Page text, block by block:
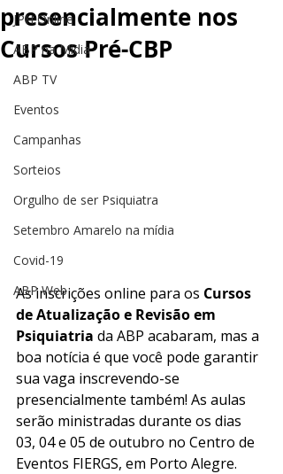
JPH Online
ABP na Mídia
ABP TV
Eventos
Campanhas
Sorteios
Orgulho de ser Psiquiatra
Setembro Amarelo na mídia
Covid-19
ABP Web
presencialmente nos
Cursos Pré-CBP
As inscrições online para os Cursos
de Atualização e Revisão em
Psiquiatria da ABP acabaram, mas a
boa notícia é que você pode garantir
sua vaga inscrevendo-se
presencialmente também! As aulas
serão ministradas durante os dias
03, 04 e 05 de outubro no Centro de
Eventos FIERGS, em Porto Alegre.